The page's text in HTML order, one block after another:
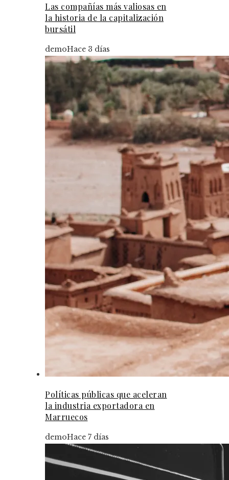
Las compañías más valiosas en
la historia de la capitalización
bursátil
demoHace 3 días
Políticas públicas que aceleran
la industria exportadora en
Marruecos
demoHace 7 días